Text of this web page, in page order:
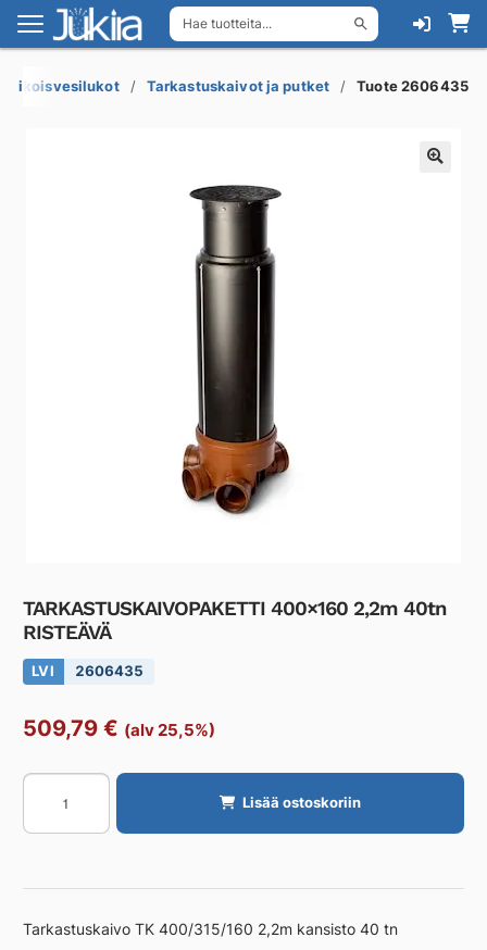
Hae tuotteita...
Siirry
navigointiin
Siirry
sisältöön
erikoisvesilukot Tarkastuskaivot ja putket Tuote 2606435
TARKASTUSKAIVOPAKETTI 400×160 2,2m 40tn
RISTEÄVÄ
LVI 2606435
509,79 € (alv 25,5%)
TARKASTUSKAIVOPAKETTI
400x160
2,2m
RISTEÄVÄ
Lisää ostoskoriin
Tarkastuskaivo TK 400/315/160 2,2m kansisto 40 tn